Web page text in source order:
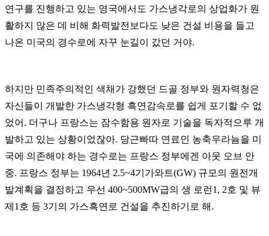
연구를 진행하고 있는 영국에서도 가스냉각로의 상업화가 원
활하지 않은 데 비해 화력발전보다도 낮은 건설 비용을 들고
나온 미국의 경수로에 자꾸 눈길이 갔던 거야.
하지만 민족주의적인 색채가 강했던 드골 정부와 원자력청은
자신들이 개발한 가스냉각형 흑연감속로를 쉽게 포기할 수 없
었어. 더구나 프랑스는 잠수함용 원자로 기술을 독자적으루 개
발하고 있는 상황이었잖아. 당근빠따 연료인 농축우라늄을 미
국에 의존해야 하는 경수로는 프랑스 정부에겐 아웃 오브 안
중. 프랑스 정부는 1964년 2.5~4기가와트(GW) 규모의 원전개
발계획을 결정하고 우선 400~500MW급의 생 로런1, 2호 및 뷰
제1호 등 3기의 가스흑연로 건설을 추진하기로 해.